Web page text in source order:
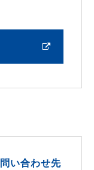
い合わせ先